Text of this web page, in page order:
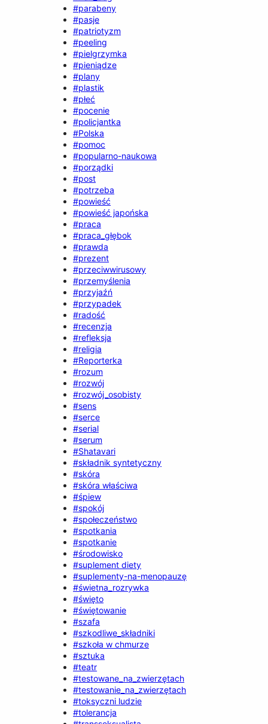
#parabeny
#pasje
#patriotyzm
#peeling
#pielgrzymka
#pieniądze
#plany
#plastik
#płeć
#pocenie
#policjantka
#Polska
#pomoc
#popularno-naukowa
#porządki
#post
#potrzeba
#powieść
#powieść japońska
#praca
#praca_głębok
#prawda
#prezent
#przeciwwirusowy
#przemyślenia
#przyjaźń
#przypadek
#radość
#recenzja
#refleksja
#religia
#Reporterka
#rozum
#rozwój
#rozwój_osobisty
#sens
#serce
#serial
#serum
#Shatavari
#składnik syntetyczny
#skóra
#skóra właściwa
#śpiew
#spokój
#społeczeństwo
#spotkania
#spotkanie
#środowisko
#suplement diety
#suplementy-na-menopauzę
#świetna_rozrywka
#święto
#świętowanie
#szafa
#szkodliwe_składniki
#szkoła w chmurze
#sztuka
#teatr
#testowane_na_zwierzętach
#testowanie_na_zwierzętach
#toksyczni ludzie
#tolerancja